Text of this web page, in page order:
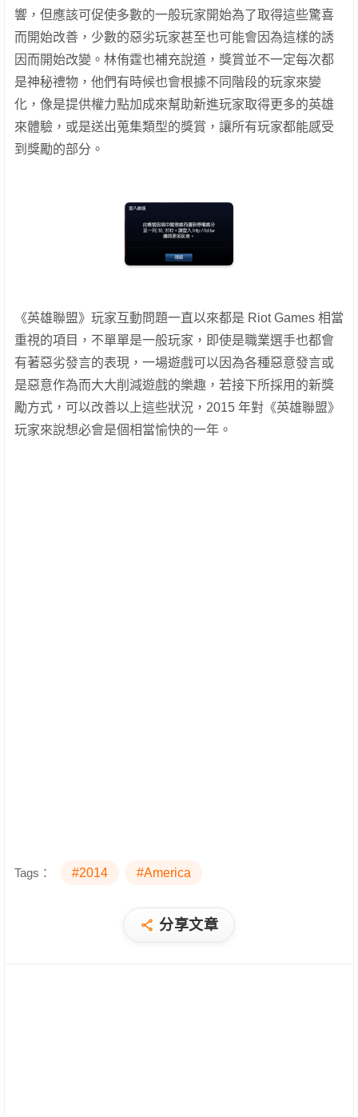
響，但應該可促使多數的一般玩家開始為了取得這些驚喜
而開始改善，少數的惡劣玩家甚至也可能會因為這樣的誘
因而開始改變。林侑霆也補充說道，獎賞並不一定每次都
是神秘禮物，他們有時候也會根據不同階段的玩家來變
化，像是提供權力點加成來幫助新進玩家取得更多的英雄
來體驗，或是送出蒐集類型的獎賞，讓所有玩家都能感受
到獎勵的部分。
《英雄聯盟》玩家互動問題一直以來都是 Riot Games 相當
重視的項目，不單單是一般玩家，即使是職業選手也都會
有著惡劣發言的表現，一場遊戲可以因為各種惡意發言或
是惡意作為而大大削減遊戲的樂趣，若接下所採用的新獎
勵方式，可以改善以上這些狀況，2015 年對《英雄聯盟》
玩家來說想必會是個相當愉快的一年。
Tags： #2014 #America
分享文章